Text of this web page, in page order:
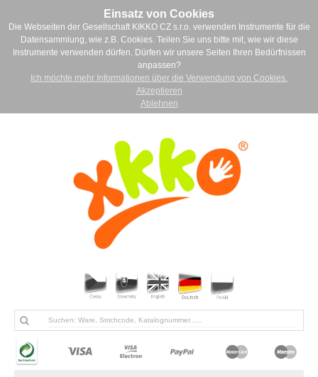
Einsatz von Cookies
Die Webseiten der Gesellschaft KIKKO CZ s.r.o. verwenden Instrumente für die
Datensammlung, wie z.B. Cookies. Teilen Sie uns bitte mit, wie wir diese
Instrumente verwenden dürfen. Dürfen wir unsere Seiten Ihren Bedürfnissen
anpassen?
Ich möchte mehr Informationen über die Verwendung von Cookies.
Akzeptieren
Ablehnen